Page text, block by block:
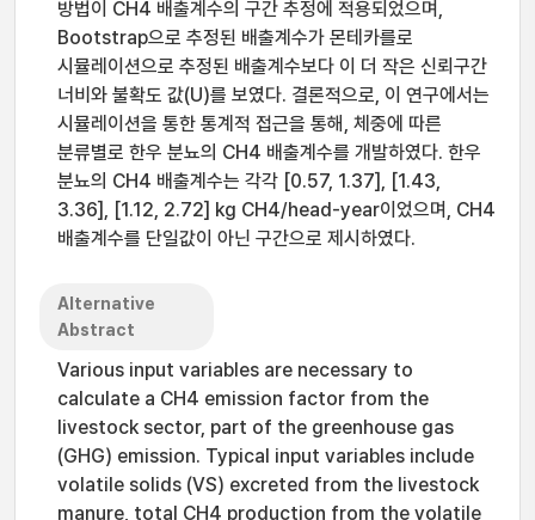
방법이 CH4 배출계수의 구간 추정에 적용되었으며,
Bootstrap으로 추정된 배출계수가 몬테카를로
시뮬레이션으로 추정된 배출계수보다 이 더 작은 신뢰구간
너비와 불확도 값(U)를 보였다. 결론적으로, 이 연구에서는
시뮬레이션을 통한 통계적 접근을 통해, 체중에 따른
분류별로 한우 분뇨의 CH4 배출계수를 개발하였다. 한우
분뇨의 CH4 배출계수는 각각 [0.57, 1.37], [1.43,
3.36], [1.12, 2.72] kg CH4/head-year이었으며, CH4
배출계수를 단일값이 아닌 구간으로 제시하였다.
Alternative
Abstract
Various input variables are necessary to
calculate a CH4 emission factor from the
livestock sector, part of the greenhouse gas
(GHG) emission. Typical input variables include
volatile solids (VS) excreted from the livestock
manure, total CH4 production from the volatile